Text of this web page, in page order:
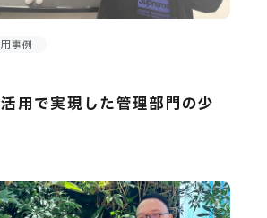
事例
用で実現した管理部門の少